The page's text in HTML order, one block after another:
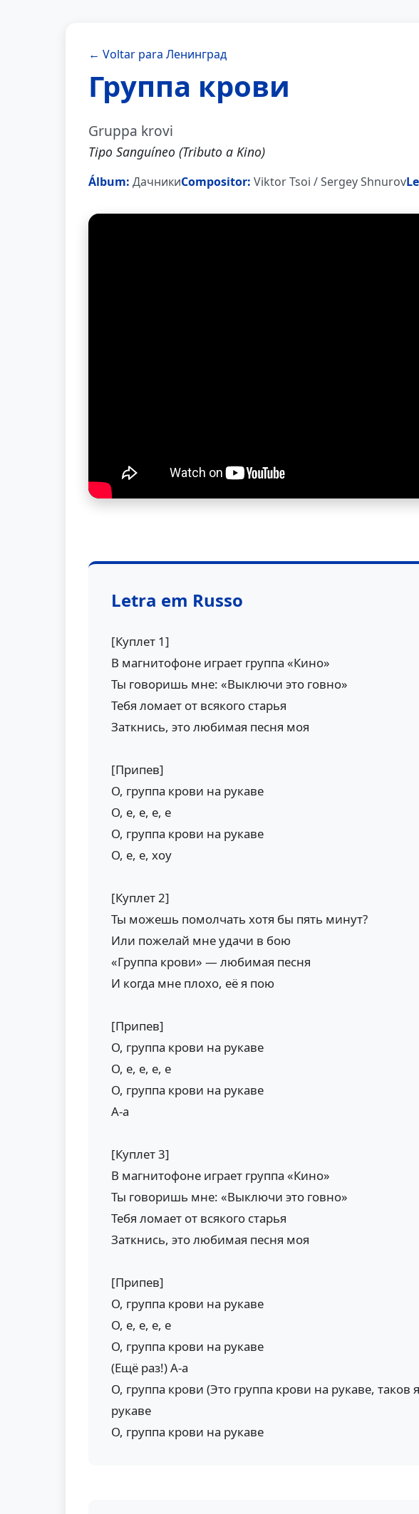
← Voltar para Ленинград
Группа крови
Gruppa krovi
Tipo Sanguíneo (Tributo a Kino)
Álbum: ДачникиCompositor: Viktor Tsoi / Sergey Shnurov
Letra em Russo
[Куплет 1]
В магнитофоне играет группа «Кино»
Ты говоришь мне: «Выключи это говно»
Тебя ломает от всякого старья
Заткнись, это любимая песня моя
[Припев]
О, группа крови на рукаве
О, е, е, е, е
О, группа крови на рукаве
О, е, е, хоу
[Куплет 2]
Ты можешь помолчать хотя бы пять минут?
Или пожелай мне удачи в бою
«Группа крови» — любимая песня
И когда мне плохо, её я пою
[Припев]
О, группа крови на рукаве
О, е, е, е, е
О, группа крови на рукаве
А-а
[Куплет 3]
В магнитофоне играет группа «Кино»
Ты говоришь мне: «Выключи это говно»
Тебя ломает от всякого старья
Заткнись, это любимая песня моя
[Припев]
О, группа крови на рукаве
О, е, е, е, е
О, группа крови на рукаве
(Ещё раз!) А-а
О, группа крови (Это группа крови на рукаве, таков
рукаве
О, группа крови на рукаве